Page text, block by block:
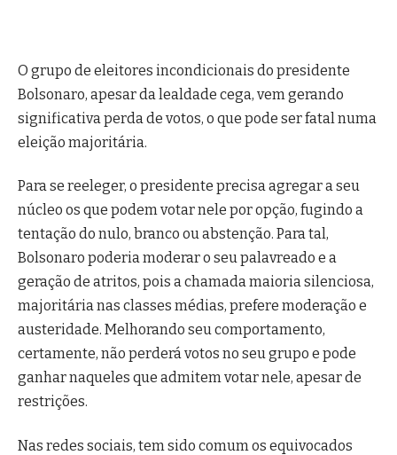
O grupo de eleitores incondicionais do presidente
Bolsonaro, apesar da lealdade cega, vem gerando
significativa perda de votos, o que pode ser fatal numa
eleição majoritária.
Para se reeleger, o presidente precisa agregar a seu
núcleo os que podem votar nele por opção, fugindo a
tentação do nulo, branco ou abstenção. Para tal,
Bolsonaro poderia moderar o seu palavreado e a
geração de atritos, pois a chamada maioria silenciosa,
majoritária nas classes médias, prefere moderação e
austeridade. Melhorando seu comportamento,
certamente, não perderá votos no seu grupo e pode
ganhar naqueles que admitem votar nele, apesar de
restrições.
Nas redes sociais, tem sido comum os equivocados